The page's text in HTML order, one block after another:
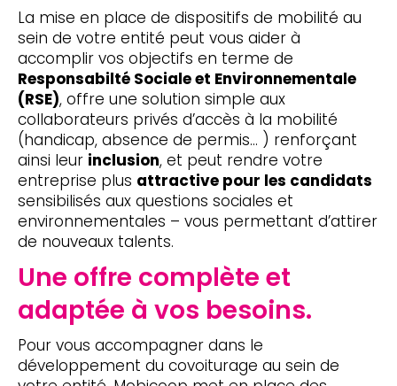
La mise en place de dispositifs de mobilité au
sein de votre entité peut vous aider à
accomplir vos objectifs en terme de
Responsabilté Sociale et Environnementale
(RSE), offre une solution simple aux
collaborateurs privés d’accès à la mobilité
(handicap, absence de permis… ) renforçant
ainsi leur inclusion, et peut rendre votre
entreprise plus attractive pour les candidats
sensibilisés aux questions sociales et
environnementales – vous permettant d’attirer
de nouveaux talents.
Une offre complète et
adaptée à vos besoins.
Pour vous accompagner dans le
développement du covoiturage au sein de